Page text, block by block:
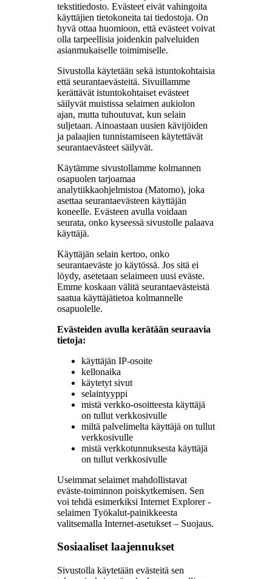
tekstitiedosto. Evästeet eivät vahingoita
käyttäjien tietokoneita tai tiedostoja. On
hyvä ottaa huomioon, että evästeet voivat
olla tarpeellisia joidenkin palveluiden
asianmukaiselle toimimiselle.
Sivustolla käytetään sekä istuntokohtaisia
että seurantaevästeitä. Sivuillamme
kerättävät istuntokohtaiset evästeet
säilyvät muistissa selaimen aukiolon
ajan, mutta tuhoutuvat, kun selain
suljetaan. Ainoastaan uusien kävijöiden
ja palaajien tunnistamiseen käytettävät
seurantaevästeet säilyvät.
Käytämme sivustollamme kolmannen
osapuolen tarjoamaa
analytiikkaohjelmistoa (Matomo), joka
asettaa seurantaevästeen käyttäjän
koneelle. Evästeen avulla voidaan
seurata, onko kyseessä sivustolle palaava
käyttäjä.
Käyttäjän selain kertoo, onko
seurantaeväste jo käytössä. Jos sitä ei
löydy, asetetaan selaimeen uusi eväste.
Emme koskaan välitä seurantaevästeistä
saatua käyttäjätietoa kolmannelle
osapuolelle.
Evästeiden avulla kerätään seuraavia
tietoja:
käyttäjän IP-osoite
kellonaika
käytetyt sivut
selaintyyppi
mistä verkko-osoitteesta käyttäjä
on tullut verkkosivulle
miltä palvelimelta käyttäjä on tullut
verkkosivulle
mistä verkkotunnuksesta käyttäjä
on tullut verkkosivulle
Useimmat selaimet mahdollistavat
eväste-toiminnon poiskytkemisen. Sen
voi tehdä esimerkiksi Internet Explorer -
selaimen Työkalut-painikkeesta
valitsemalla Internet-asetukset – Suojaus.
Sosiaaliset laajennukset
Sivustolla käytetään evästeitä sen